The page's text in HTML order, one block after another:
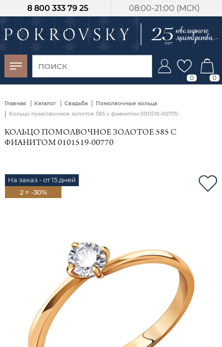
08:00-21:00 (МСК)
8 800 333 79 25
0 0
Главная | Каталог | Свадьба | Помолвочные кольца
| Кольцо помолвочное золотое 585 с фианитом 0101519-00770
КОЛЬЦО ПОМОЛВОЧНОЕ ЗОЛОТОЕ 585 С
ФИАНИТОМ 0101519-00770
На заказ - от 15 дней
2 = -30%
-30%
от 15 дней с
момента оплаты